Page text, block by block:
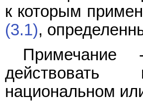
к которым
(3.1),
Примечание
действовать
национальном